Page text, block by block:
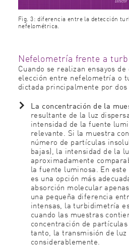
Fig. 3: diferencia entre la detección
nefelométrica.
Nefelometría frente a
Cuando se realizan ensayos
elección entre nefelometría o
dictada principalmente por
La concentración de la
resultante de la luz
intensidad de la fuente
relevante. Si la muestra
número de partículas
bajas), la intensidad de la
aproximadamente
la fuente luminosa. En
es una opción más
absorción molecular
una pequeña diferencia
intensas, la turbidimetría
cuando las muestras
concentración de
tanto, la transmisión de luz
considerablemente.